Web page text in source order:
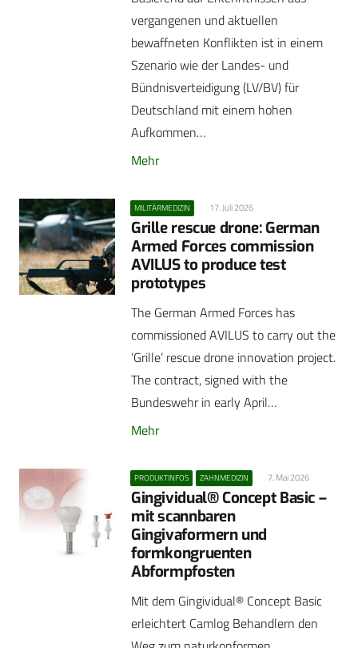
vergangenen und aktuellen
bewaffneten Konflikten ist in einem
Szenario wie der Landes- und
Bündnisverteidigung (LV/BV) für
Deutschland mit einem hohen
Aufkommen…
Mehr
MILITÄRMEDIZIN 17. Juli 2026
Grille rescue drone: German
Armed Forces commission
AVILUS to produce test
prototypes
The German Armed Forces has
commissioned AVILUS to carry out the
‘Grille’ rescue drone innovation project.
The contract, signed with the
Bundeswehr in early April…
Mehr
PRODUKTINFOS ZAHNMEDIZIN 7. Mai 2026
Gingividual® Concept Basic –
mit scannbaren
Gingivaformern und
formkongruenten
Abformpfosten
Mit dem Gingividual® Concept Basic
erleichtert Camlog Behandlern den